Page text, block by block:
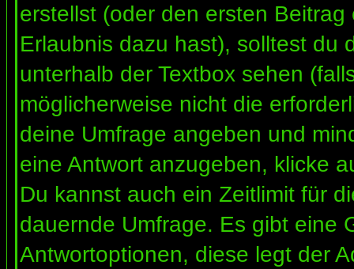
erstellst (oder den ersten
Erlaubnis dazu hast), solltest du
unterhalb der Textbox sehen
möglicherweise nicht die
deine Umfrage angeben und
eine Antwort anzugeben, klicke
Du kannst auch ein Zeitlimit für
dauernde Umfrage. Es gibt eine
Antwortoptionen, diese legt der